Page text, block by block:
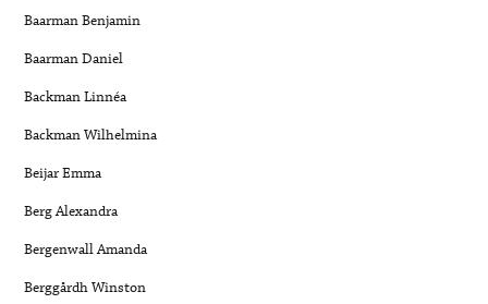
Baarman Benjamin
Baarman Daniel
Backman Linnéa
Backman Wilhelmina
Beijar Emma
Berg Alexandra
Bergenwall Amanda
Berggårdh Winston